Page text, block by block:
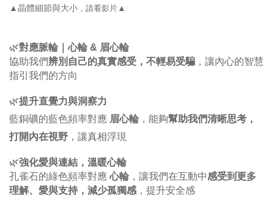
▲晶體細節與大小 ，請看影片▲
🌿對應脈輪｜心輪 & 眉心輪
協助我們辨別自己的真實感受，不輕易受騙 ，讓內心的智慧
指引我們的方向
🌿提升直覺力與洞察力
藍銅礦的藍色頻率對應 眉心輪 ，能夠幫助我們清晰思考，
打開內在視野 ，讓真相浮現
🌿強化愛與連結，溫暖心輪
孔雀石的綠色頻率對應心輪 ，讓我們在互動中感受到更多
理解、愛與支持 ，減少孤獨感 ，提升安全感